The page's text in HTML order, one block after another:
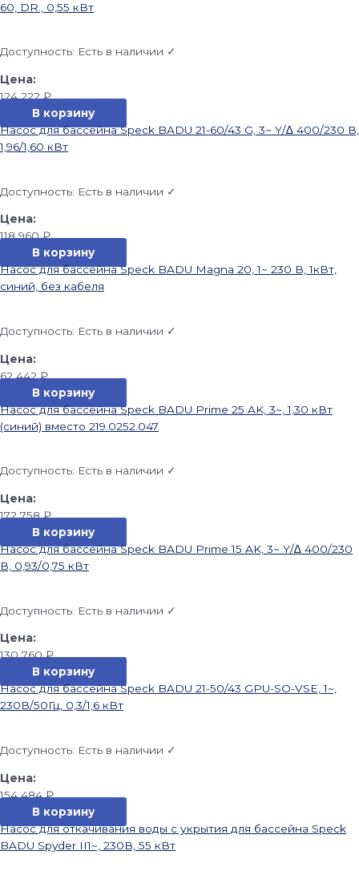
60, DR., 0,55 кВт
Доступность: Есть в наличии ✓
124 222₽
В корзину
Насос для бассейна Speck BADU 21-60/43 G, 3~ Y/∆ 400/230 В,
1,96/1,60 кВт
Доступность: Есть в наличии ✓
118 960₽
В корзину
Насос для бассейна Speck BADU Magna 20, 1~ 230 В, 1кВт,
синий, без кабеля
Доступность: Есть в наличии ✓
62 442₽
В корзину
Насос для бассейна Speck BADU Prime 25 AK, 3~, 1,30 кВт
(синий) вместо 219.0252.047
Доступность: Есть в наличии ✓
172 758₽
В корзину
Насос для бассейна Speck BADU Prime 15 AK, 3~ Y/∆ 400/230
В, 0,93/0,75 кВт
Доступность: Есть в наличии ✓
130 760₽
В корзину
Насос для бассейна Speck BADU 21-50/43 GPU-SO-VSE, 1~,
230В/50Гц, 0,3/1,6 кВт
Доступность: Есть в наличии ✓
154 484₽
В корзину
Насос для откачивания воды с укрытия для бассейна Speck
BADU Spyder II1~, 230В, 55 кВт